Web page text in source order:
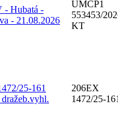
- Hubatá -
- 21.08.2026
UMCP1
553453/
KT
25-161
dražeb.vyhl.
206EX
1472/25-